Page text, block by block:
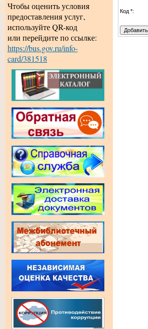
Чтобы оценить условия
предоставления услуг,
используйте QR-код
или перейдите по ссылке:
https://bus.gov.ru/info-
card/381518
Код *: